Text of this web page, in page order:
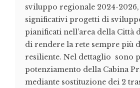
sviluppo regionale 2024-
significativi progetti di
pianificati nell’area della Città
di rendere la rete sempre più
resiliente. Nel dettaglio sono
potenziamento della Cabina
mediante sostituzione dei 2